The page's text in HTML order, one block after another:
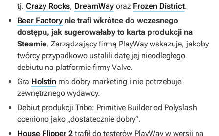
tj. Crazy Rocks, DreamWay oraz Frozen District.
Beer Factory nie trafi wkrótce do wczesnego
dostępu, jak sugerowałaby to karta produkcji na
Steamie. Zarządzający firmą PlayWay wskazuje, jakoby
twórcy przypadkowo ustalili datę jej nieodległego
debiutu na platformie firmy Valve.
Gra Holstin ma dobry marketing i nie potrzebuje
zewnętrznego wydawcy.
Debiut produkcji Tribe: Primitive Builderod Polyslash
oceniono jako „dostatecznie dobry”.
House Flipper 2 trafił do testerów PlayWay w wersji na